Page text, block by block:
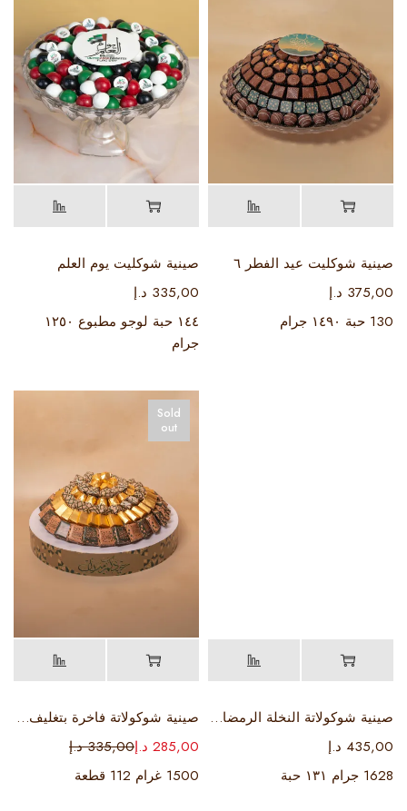
صينية شوكليت عيد الفطر ٦
375,00 د.إ
130 حبة ١٤٩٠ جرام
صينية شوكليت يوم العلم
335,00 د.إ
١٤٤ حبة لوجو مطبوع ١٢٥٠
جرام
صينية شوكولاتة النخلة الرمضانية
435,00 د.إ
1628 جرام ١٣١ حبة
Sold
out
صينية شوكولاتة فاخرة بتغليف مزدوج لعيد الأضحى
335,00 د.إ 285,00 د.إ
1500 غرام 112 قطعة